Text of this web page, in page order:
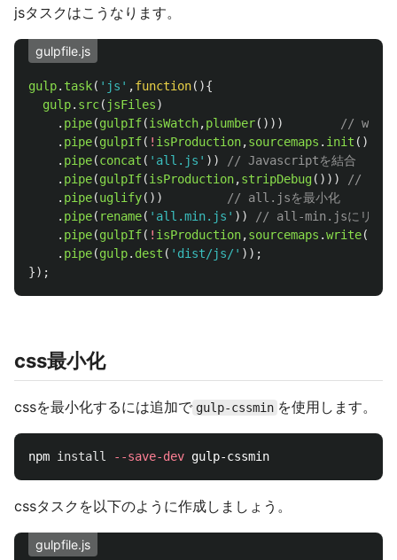
jsタスクはこうなります。
gulpfile.js
gulp. task( ' js ' ,function(){
gulp. src( jsFiles)
. pipe(gulpIf(isWatch,plumber()))
// watch
. pipe(gulpIf( ! isProduction,sourcemaps . init ()))
. pipe(concat ( ' all.js ' ))
// Javascriptを結合
. pipe(gulpIf(isProduction,stripDebug()))
// 本番
. pipe(uglify())
// all.jsを最小化
. pipe( rename( ' all.min.js ' ))
// all-min.jsにリネー
. pipe(gulpIf( ! isProduction,sourcemaps .write(
. pipe(gulp. dest ( ' dist/js/' ));
});
css最小化
cssを最小化するには追加で gulp-cssmin を使用します。
npm install --save-dev
cssタスクを以下のように作成しましょう。
gulpfile.js